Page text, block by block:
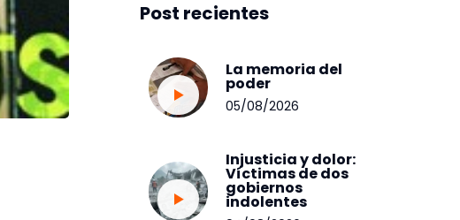
Post recientes
La memoria del
poder
05/08/2026
Injusticia y dolor:
Víctimas de dos
gobiernos
indolentes